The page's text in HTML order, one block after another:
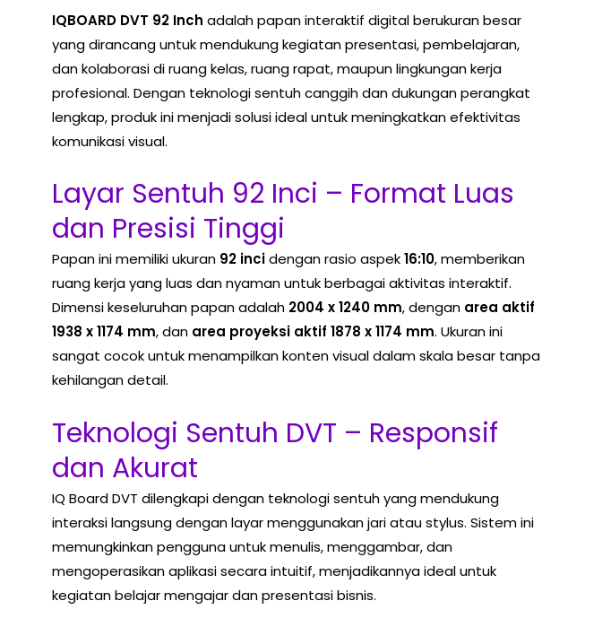
IQBOARD DVT 92 Inch adalah papan interaktif digital berukuran besar
yang dirancang untuk mendukung kegiatan presentasi, pembelajaran,
dan kolaborasi di ruang kelas, ruang rapat, maupun lingkungan kerja
profesional. Dengan teknologi sentuh canggih dan dukungan perangkat
lengkap, produk ini menjadi solusi ideal untuk meningkatkan efektivitas
komunikasi visual.
Layar Sentuh 92 Inci – Format Luas
dan Presisi Tinggi
Papan ini memiliki ukuran 92 incidengan rasio aspek16:10, memberikan
ruang kerja yang luas dan nyaman untuk berbagai aktivitas interaktif.
Dimensi keseluruhan papan adalah 2004 x 1240 mm, dengan area aktif
1938 x 1174 mm, dan area proyeksi aktif 1878 x 1174 mm. Ukuran ini
sangat cocok untuk menampilkan konten visual dalam skala besar tanpa
kehilangan detail.
Teknologi Sentuh DVT – Responsif
dan Akurat
IQ Board DVT dilengkapi dengan teknologi sentuh yang mendukung
interaksi langsung dengan layar menggunakan jari atau stylus. Sistem ini
memungkinkan pengguna untuk menulis, menggambar, dan
mengoperasikan aplikasi secara intuitif, menjadikannya ideal untuk
kegiatan belajar mengajar dan presentasi bisnis.